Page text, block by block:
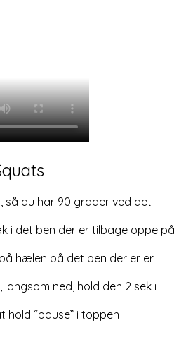
du har 90 grader ved det
i det ben der er tilbage oppe på
hælen på det ben der er er
ned, hold den 2 sek i
hold “pause” i toppen